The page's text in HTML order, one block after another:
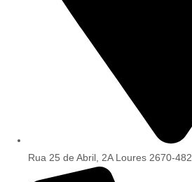
Rua 25 de Abril, 2A Loures 2670-482